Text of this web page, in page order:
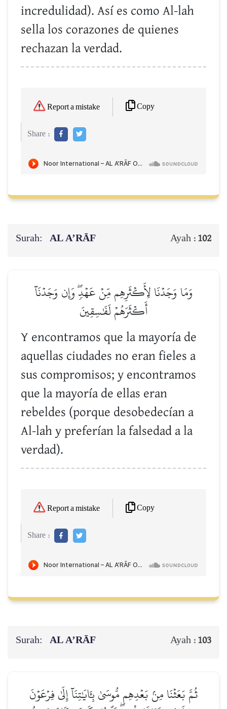
incredulidad). Así es como Al-lah
sella los corazones de quienes
rechazan la verdad.
Report a mistake Copy
Share :
Surah: AL A’RĀF Ayah : 102
وَمَا وَجَدۡنَا لِأَكۡثَرِهِم مِّنۡ عَهۡدٖۖ وَإِن وَجَدۡنَآ
أَكۡثَرَهُمۡ لَفَٰسِقِينَ
Y encontramos que la mayoría de
aquellas ciudades no eran fieles a
sus compromisos; y encontramos
que la mayoría de ellas eran
rebeldes (porque desobedecían a
Al-lah y preferían la falsedad a la
verdad).
Report a mistake Copy
Share :
Surah: AL A’RĀF Ayah : 103
ثُمَّ بَعَثۡنَا مِنۢ بَعۡدِهِم مُّوسَىٰ بِـَٔايَٰتِنَآ إِلَىٰ فِرۡعَوۡنَ